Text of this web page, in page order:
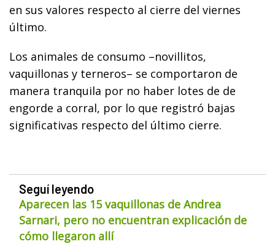
en sus valores respecto al cierre del viernes
último.
Los animales de consumo –novillitos,
vaquillonas y terneros– se comportaron de
manera tranquila por no haber lotes de de
engorde a corral, por lo que registró bajas
significativas respecto del último cierre.
Seguí leyendo
Aparecen las 15 vaquillonas de Andrea
Sarnari, pero no encuentran explicación de
cómo llegaron allí